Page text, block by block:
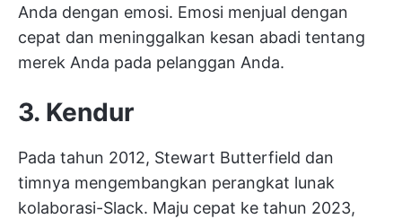
Anda dengan emosi. Emosi menjual dengan
cepat dan meninggalkan kesan abadi tentang
merek Anda pada pelanggan Anda.
3. Kendur
Pada tahun 2012, Stewart Butterfield dan
timnya mengembangkan perangkat lunak
kolaborasi-Slack. Maju cepat ke tahun 2023,